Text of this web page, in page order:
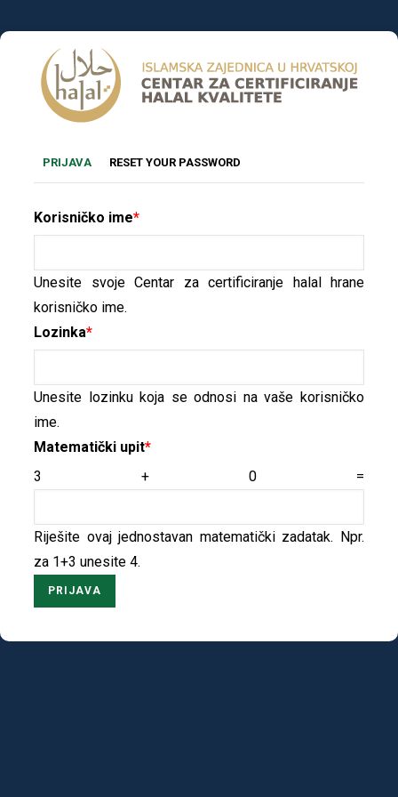
Skoči
Primary
PRIJAVA (AKTIVNA
OZNAKA)
RESET YOUR PASSWORD
Korisničko ime
Unesite svoje Centar za certificiranje halal hrane
korisničko ime.
Lozinka
Unesite lozinku koja se odnosi na vaše korisničko
ime.
Matematički upit
3 + 0 =
Riješite ovaj jednostavan matematički zadatak. Npr.
za 1+3 unesite 4.